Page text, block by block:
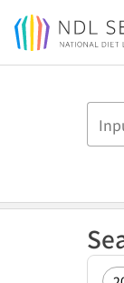
Jump to main